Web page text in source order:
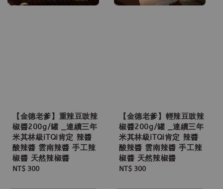
【金德老爹】重辣豆豉辣
椒醬200g/罐 _連續三年
米其林級iTQi肯定 辣醬
酸辣醬 雲南辣醬 手工辣
椒醬 天然辣椒醬
Regular
NT$ 300
【金德老爹】輕辣豆豉辣
椒醬200g/罐 _連續三年
米其林級iTQi肯定 辣醬
酸辣醬 雲南辣醬 手工辣
椒醬 天然辣椒醬
Regular
NT$ 300